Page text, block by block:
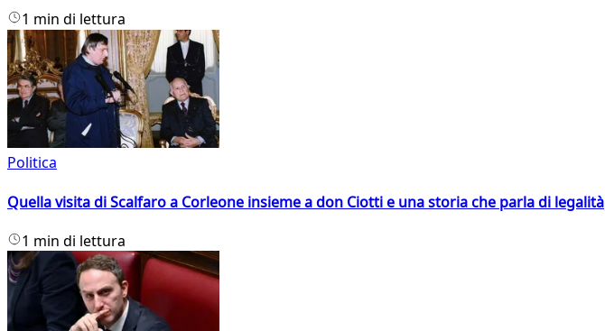
1 min di lettura
Politica
Quella visita di Scalfaro a Corleone insieme a don Ciotti e una storia che parla di legalità
1 min di lettura